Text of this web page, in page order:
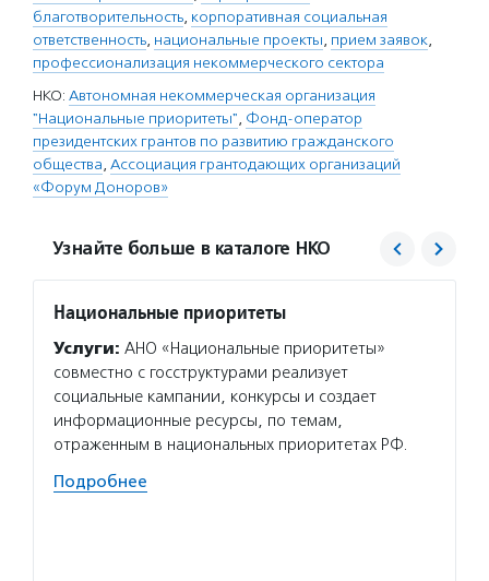
благотворительность, корпоративная социальная
ответственность, национальные проекты, прием заявок,
профессионализация некоммерческого сектора
НКО: Автономная некоммерческая организация
"Национальные приоритеты", Фонд-оператор
президентских грантов по развитию гражданского
общества, Ассоциация грантодающих организаций
«Форум Доноров»
Узнайте больше в каталоге НКО
Национальные приоритеты
Услуги: АНО «Национальные приоритеты»
совместно с госструктурами реализует
социальные кампании, конкурсы и создает
информационные ресурсы, по темам,
отраженным в национальных приоритетах РФ.
Подробнее